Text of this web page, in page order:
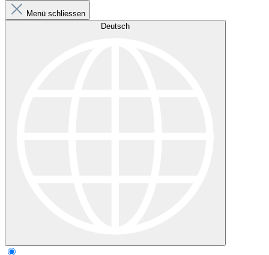
Menü schliessen
Deutsch